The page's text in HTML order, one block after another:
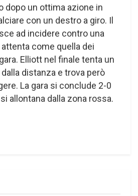
dopo un ottima azione in
con un destro a giro. Il
ad incidere contro una
come quella dei
Elliott nel finale tenta un
distanza e trova però
La gara si conclude 2-0
allontana dalla zona rossa.